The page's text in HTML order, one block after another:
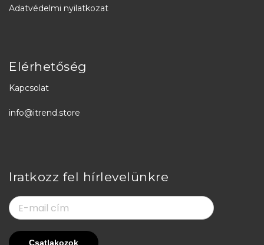
Adatvédelmi nyilatkozat
Elérhetőség
Kapcsolat
info@itrend.store
Iratkozz fel hírlevelünkre